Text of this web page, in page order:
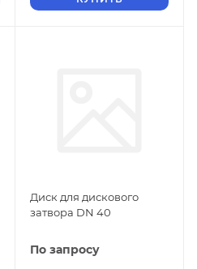
Диск для дискового
затвора DN 40
По запросу